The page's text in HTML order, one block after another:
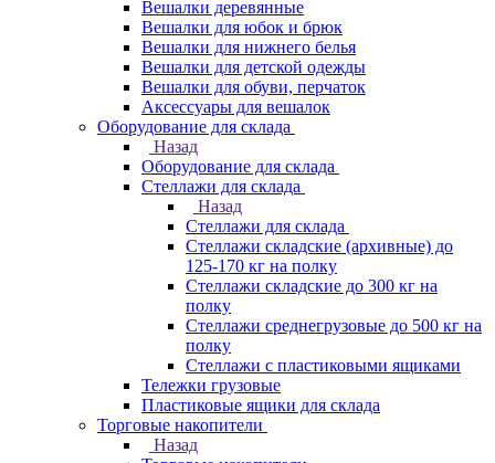
Вешалки деревянные
Вешалки для юбок и брюк
Вешалки для нижнего белья
Вешалки для детской одежды
Вешалки для обуви, перчаток
Аксессуары для вешалок
Оборудование для склада
Назад
Оборудование для склада
Стеллажи для склада
Назад
Стеллажи для склада
Стеллажи складские (архивные) до
125-170 кг на полку
Стеллажи складские до 300 кг на
полку
Стеллажи среднегрузовые до 500 кг на
полку
Стеллажи с пластиковыми ящиками
Тележки грузовые
Пластиковые ящики для склада
Торговые накопители
Назад